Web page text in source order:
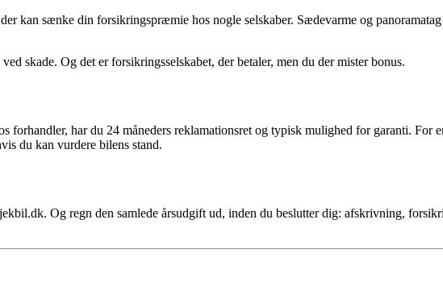
kan sænke din forsikringspræmie hos nogle selskaber. Sædevarme og
skade. Og det er forsikringsselskabet, der betaler, men du der mister bonus.
forhandler, har du 24 måneders reklamationsret og typisk mulighed for garanti. For
du kan vurdere bilens stand.
Og regn den samlede årsudgift ud, inden du beslutter dig: afskrivning,